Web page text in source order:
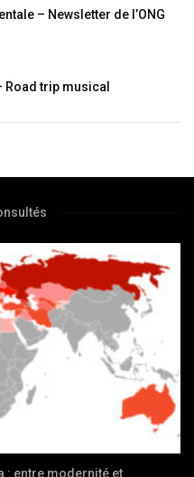
– Newsletter de l’ONG
Road trip musical
: entre modernité et